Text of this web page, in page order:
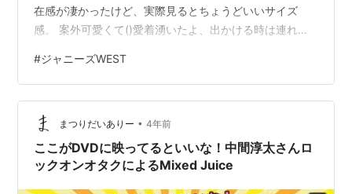
在感が凄かったけど、実際見るとちょうどいいサイズ
感。 案外可愛くて()愛着湧いたよ、出かける時は連れ回
構付いてた😇私だけかな いつもうちわ固定されてるの
に、袋くしゃっと🥲 いよいよ明日からツアーも始まる
ね！ 今回のツアーは最後まで無事に走り切れますよう
に！！ パパジャニ最終回。 リアタイしてなかったので、
朝Twitter見てびっくり。 ご視聴ありがとうございました
🧸🌈先程の放送の通…
#ジャニーズWEST
まつりだいありー • 4年前
ここがDVDに映ってるといいな！中間淳太さんロ
ックオンオタクによるMixed Juice